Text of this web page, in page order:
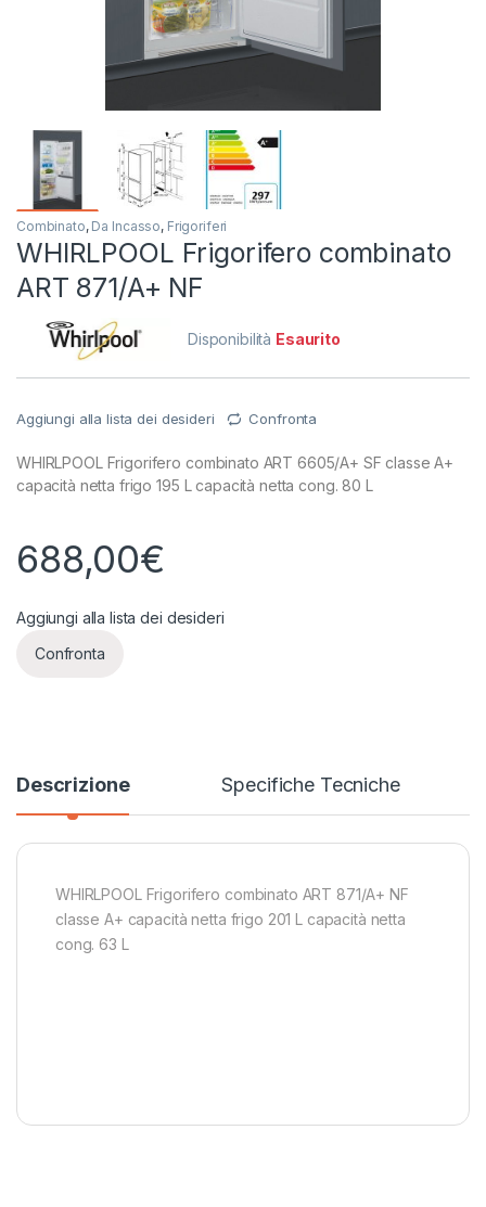
Combinato, Da Incasso, Frigoriferi
WHIRLPOOL Frigorifero combinato
ART 871/A+ NF
Disponibilità Esaurito
Aggiungi alla lista dei desideri Confronta
WHIRLPOOL Frigorifero combinato ART 6605/A+ SF classe A+
capacità netta frigo 195 L capacità netta cong. 80 L
688,00€
Aggiungi alla lista dei desideri
Confronta
Descrizione Specifiche Tecniche
WHIRLPOOL Frigorifero combinato ART 871/A+ NF
classe A+ capacità netta frigo 201 L capacità netta
cong. 63 L